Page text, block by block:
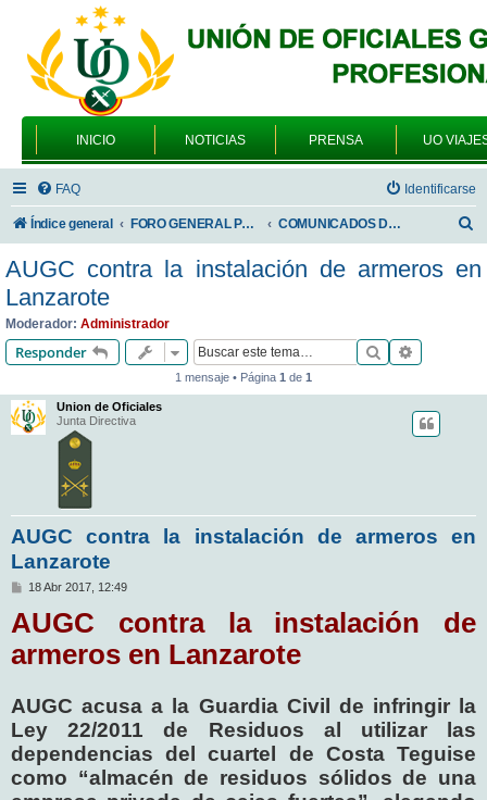
INICIO NOTICIAS PRENSA UO
FAQ Identificarse
Índice general FORO GENERAL PARA TODOS LOS USUARIOS COMUNICADOS DE LA UNIÓN DE OFICIALES
s
AUGC contra la instalación de armeros en
Lanzarote
Moderador: Administrador
Responder Buscar
1 mensaje • Página 1 de 1
Union de Oficiales
Junta Directiva
AUGC contra la instalación de armeros en
Lanzarote
M
n
s
j
18 Abr 2017, 12:49
AUGC contra la instalación de
armeros en Lanzarote
AUGC acusa a la Guardia Civil de infringir la
Ley 22/2011 de Residuos al utilizar las
dependencias del cuartel de Costa Teguise
como “almacén de residuos sólidos de una